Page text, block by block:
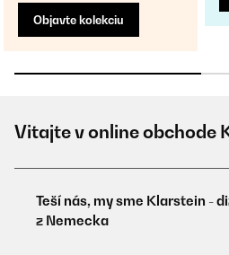
Objavte kolekciu
Vitajte v online obchode